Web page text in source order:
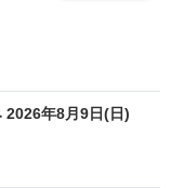
2026年8月9日(日)